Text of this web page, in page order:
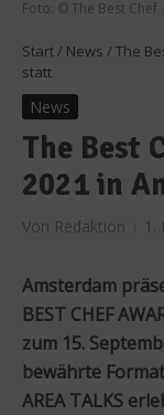
Foto: © The Best Chef
Start / News / The
statt
News
The Best
2021 in
Von Redaktion 1.
Amsterdam
BEST CHEF
zum 15.
bewährte
AREA TALKS